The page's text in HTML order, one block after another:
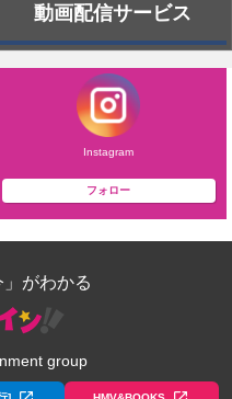
動画配信サービス
Instagram
フォロー
がわかる
group